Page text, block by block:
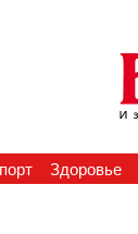
Здоровье